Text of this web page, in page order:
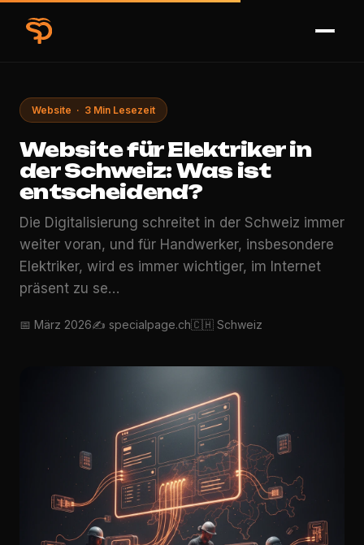
Website · 3 Min Lesezeit
Website für Elektriker in
der Schweiz: Was ist
entscheidend?
Die Digitalisierung schreitet in der Schweiz immer
weiter voran, und für Handwerker, insbesondere
Elektriker, wird es immer wichtiger, im Internet
präsent zu se…
📅 März 2026✍️ specialpage.ch🇨🇭 Schweiz